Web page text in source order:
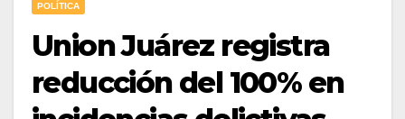
POLÍTICA
Union Juárez registra
reducción del 100% en